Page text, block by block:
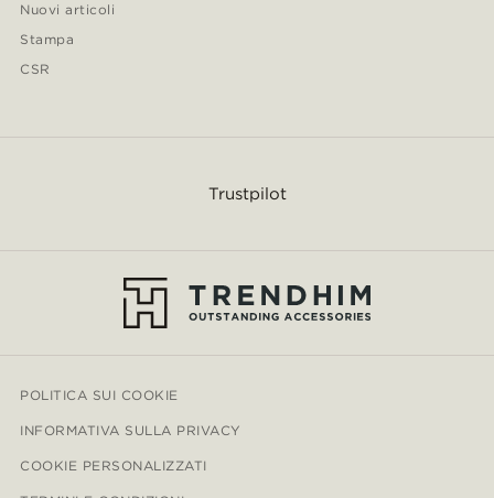
Nuovi articoli
Stampa
CSR
Trustpilot
POLITICA SUI COOKIE
INFORMATIVA SULLA PRIVACY
COOKIE PERSONALIZZATI